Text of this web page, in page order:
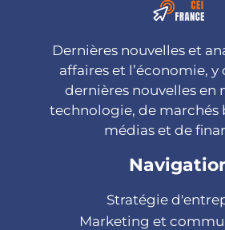
Dernières nouvelles et
affaires et l’économie,
dernières nouvelles en
technologie, de marchés
médias et de
Stratégie
Marketing et